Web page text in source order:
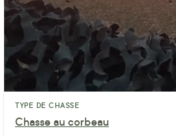
TYPE DE CHASSE
Chasse au corbeau